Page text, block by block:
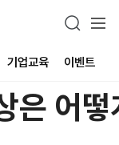
기업교육 이벤트
은 어떻